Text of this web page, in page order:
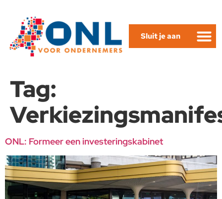
Sluit je aan
Tag:
ONL: Formeer een investeringskabinet